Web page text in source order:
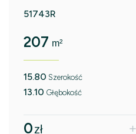
51743R
207 m²
15.80 Szerokość
13.10 Głębokość
0zł